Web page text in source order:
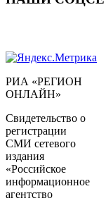
РИА «РЕГИОН
ОНЛАЙН»
Свидетельство о
регистрации
СМИ сетевого
издания
«Российское
информационное
агентство